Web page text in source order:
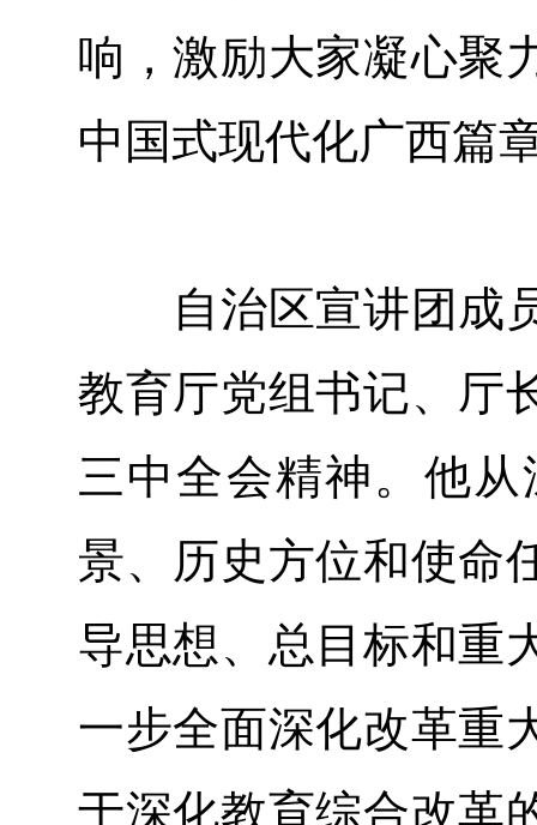
响，激励大家凝心聚
中国式现代化广西篇
自治区宣讲团成员
教育厅党组书记、厅
三中全会精神。他
景、历史方位和使命
导思想、总目标和重
一步全面深化改革重
于深化教育综合改革